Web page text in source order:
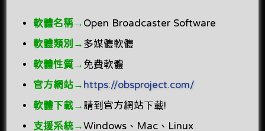
軟體名稱→ Open Broadcaster Software
軟體類別→ 多媒體軟體
軟體性質→ 免費軟體
官方網站→ https://obsproject.com/
軟體下載→ 請到官方網站下載!
支援系統→Windows、Mac、Linux